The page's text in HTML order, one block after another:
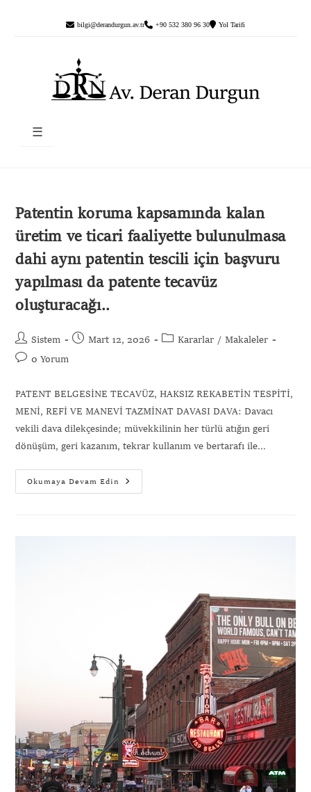
bilgi@derandurgun.av.tr +90 532 380 96 30 Yol Tarifi
☰
Patentin koruma kapsamında kalan
üretim ve ticari faaliyette bulunulmasa
dahi aynı patentin tescili için başvuru
yapılması da patente tecavüz
oluşturacağı..
Sistem Mart 12, 2026 Kararlar / Makaleler
0 Yorum
PATENT BELGESİNE TECAVÜZ, HAKSIZ REKABETİN TESPİTİ,
MENİ, REFİ VE MANEVİ TAZMİNAT DAVASI DAVA: Davacı
vekili dava dilekçesinde; müvekkilinin her türlü atığın geri
dönüşüm, geri kazanım, tekrar kullanım ve bertarafı ile…
Okumaya Devam Edin